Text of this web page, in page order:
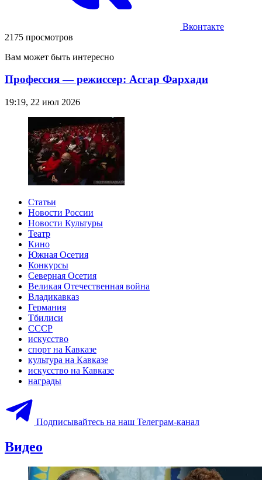
Вконтакте
2175 просмотров
Вам может быть интересно
Профессия — режиссер: Асгар Фархади
19:19, 22 июл 2026
Статьи
Новости России
Новости Культуры
Театр
Кино
Южная Осетия
Конкурсы
Северная Осетия
Великая Отечественная война
Владикавказ
Германия
Тбилиси
СССР
искусство
спорт на Кавказе
культура на Кавказе
искусство на Кавказе
награды
Подписывайтесь на наш Телеграм-канал
Видео